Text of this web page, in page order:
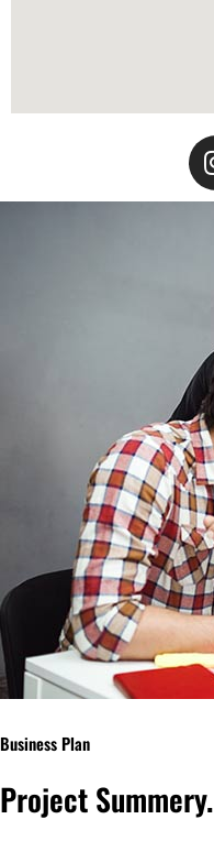
Business Plan
Project Summery.